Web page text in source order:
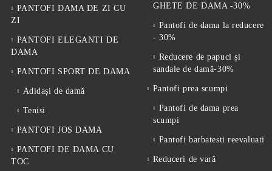
PANTOFI DAMA DE ZI CU
ZI
PANTOFI ELEGANTI DE
DAMA
PANTOFI SPORT DE DAMA
Adidași de damă
Tenisi
PANTOFI JOS DAMA
PANTOFI DE DAMA CU
TOC
GHETE DE DAMA -30%
Pantofi de dama la reducere
- 30%
Reducere de papuci și
sandale de damă-30%
Pantofi prea scumpi
Pantofi de dama prea
scumpi
Pantofi barbatesti reevaluati
Reduceri de vară